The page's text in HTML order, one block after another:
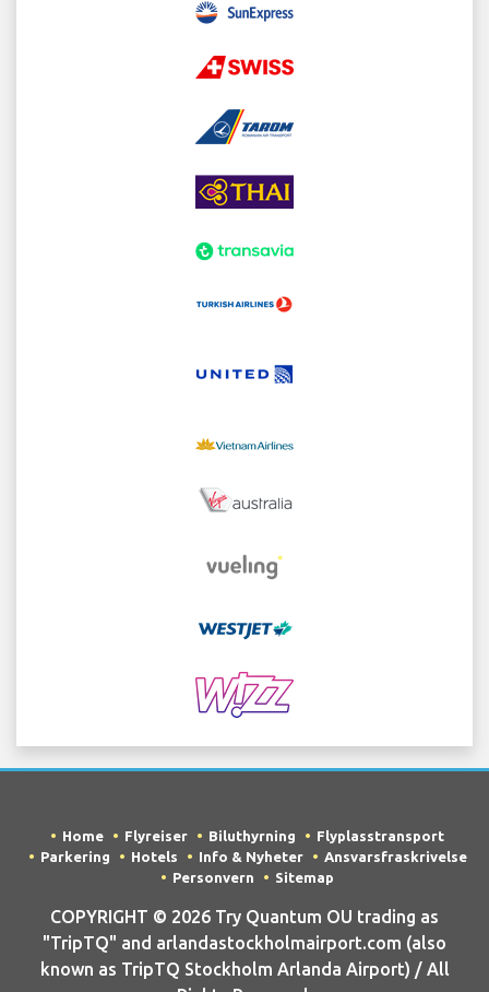
Home Flyreiser Biluthyrning
Flyplasstransport
Parkering
Hotels Info & Nyheter
Ansvarsfraskrivelse
Personvern
Sitemap
COPYRIGHT © 2026 Try Quantum OU trading as
"TripTQ" and arlandastockholmairport.com (also
known as TripTQ Stockholm Arlanda Airport) / All